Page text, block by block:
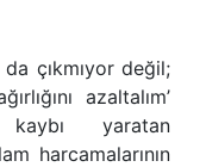
çıkmıyor değil;
azaltalım’
yaratan
harcamalarının